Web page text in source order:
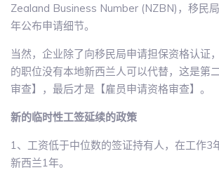
Zealand Business Number (NZBN)，移民
年公布申请细节。
当然，企业除了向移民局申请担保资格认证
的职位没有本地新西兰人可以代替，这是第
审查】，最后才是【雇员申请资格审查】。
新的临时性工签延续的政策
1、工资低于中位数的签证持有人，在工作3
新西兰1年。